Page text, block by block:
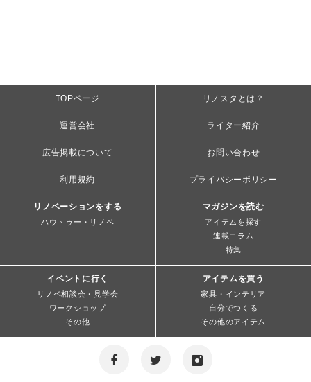
TOPページ リノスタとは？
運営会社 ライター紹介
広告掲載について お問い合わせ
利用規約 プライバシーポリシー
リノベーションをする
ハウトゥー・リノベ
マガジンを読む
アイテムを探す
連載コラム
特集
イベントに行く
リノベ相談会・見学会
ワークショップ
その他
アイテムを買う
家具・インテリア
自分でつくる
その他のアイテム